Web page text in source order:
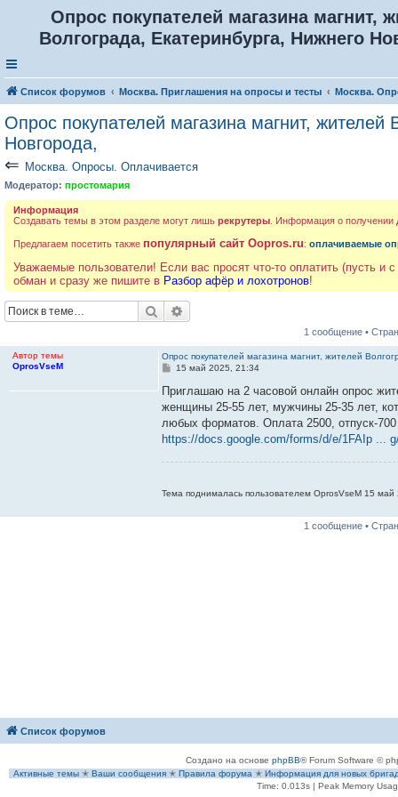
Опрос покупателей магазина магнит,
Волгограда, Екатеринбурга, Нижнего
Список форумов Москва. Приглашения на опросы и тесты Москва.
Опрос покупателей магазина магнит, жителей
Новгорода,
⇐ Москва. Опросы. Оплачивается
Модератор: простомария
Информация
Создавать темы в этом разделе могут лишь рекрутеры . Информация о получении
Предлагаем посетить также популярный сайт Oopros.ru: оплачиваемые
Уважаемые пользователи! Если вас просят что-то оплатить (пусть и
обман и сразу же пишите в Разбор афёр и лохотронов!
Поиск
1 сообщение •
Автор темы
OprosVseM
Опрос покупателей магазина магнит, жителей
С
о
щ
е
и
15 май 2025, 21:34
Приглашаю на 2 часовой онлайн опрос
женщины 25-55 лет, мужчины 25-35 лет,
любых форматов. Оплата 2500, отпуск-
https://docs.google.com/forms/d/e/1FAIp ...
Тема поднималась пользователем OprosVseM 15
1 сообщение •
Список форумов
Создано на основе phpBB® Forum Software ©
Активные темы ✭ Ваши сообщения ✭ Правила форума ✭ Информация для новых
Time: 0.013s| Peak Memory